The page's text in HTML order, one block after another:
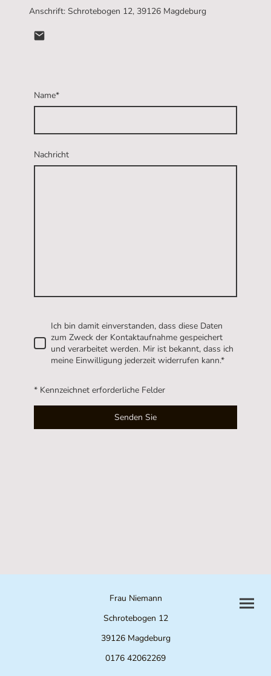
Anschrift: Schrotebogen 12, 39126 Magdeburg
Name*
Nachricht
Ich bin damit einverstanden, dass diese Daten
zum Zweck der Kontaktaufnahme gespeichert
und verarbeitet werden. Mir ist bekannt, dass ich
meine Einwilligung jederzeit widerrufen kann.*
* Kennzeichnet erforderliche Felder
Senden Sie
Frau Niemann
Schrotebogen 12
39126 Magdeburg
0176 42062269